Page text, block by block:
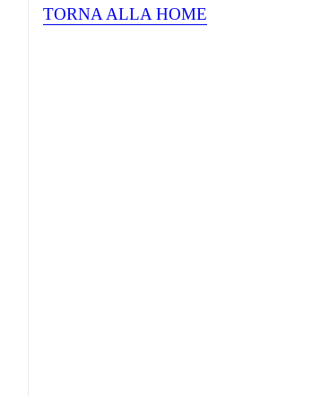
TORNA ALLA HOME